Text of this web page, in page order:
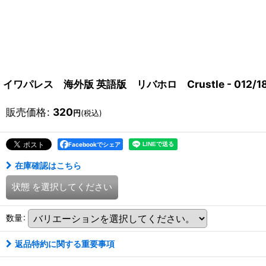
イワパレス 海外版 英語版 リバホロ Crustle - 012/
販売価格: 320円(税込)
Facebookでシェア
在庫確認はこちら
状態 を選択してください
数量:
返品特約に関する重要事項